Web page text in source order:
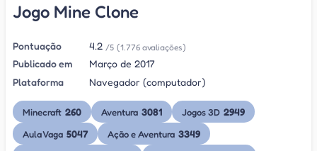
Jogo Mine Clone
Pontuação 4.2 /5 (1.776 avaliações)
Publicado em
Março de 2017
Plataforma
Navegador (computador)
Minecraft 260 Aventura 3081 Jogos 3D 2949
Aula Vaga 5047 Ação e Aventura 3349